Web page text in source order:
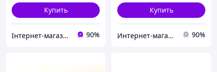
Купить
Інтернет-магазин Look 100 Clothes 90%
Купить
Интернет-магазин BEST MARKET 90%